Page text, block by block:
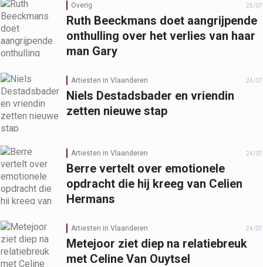
Overig 25/07
Ruth Beeckmans doet aangrijpende
onthulling over het verlies van haar
man Gary
Artiesten in Vlaanderen 24/07
Niels Destadsbader en vriendin
zetten nieuwe stap
Artiesten in Vlaanderen 24/07
Berre vertelt over emotionele
opdracht die hij kreeg van Celien
Hermans
Artiesten in Vlaanderen 24/07
Metejoor ziet diep na relatiebreuk
met Celine Van Ouytsel